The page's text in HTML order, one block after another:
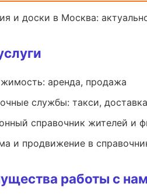
и доски в Москва:
аренда, продажа
службы: такси,
справочник жителей и
и продвижение в
работы с